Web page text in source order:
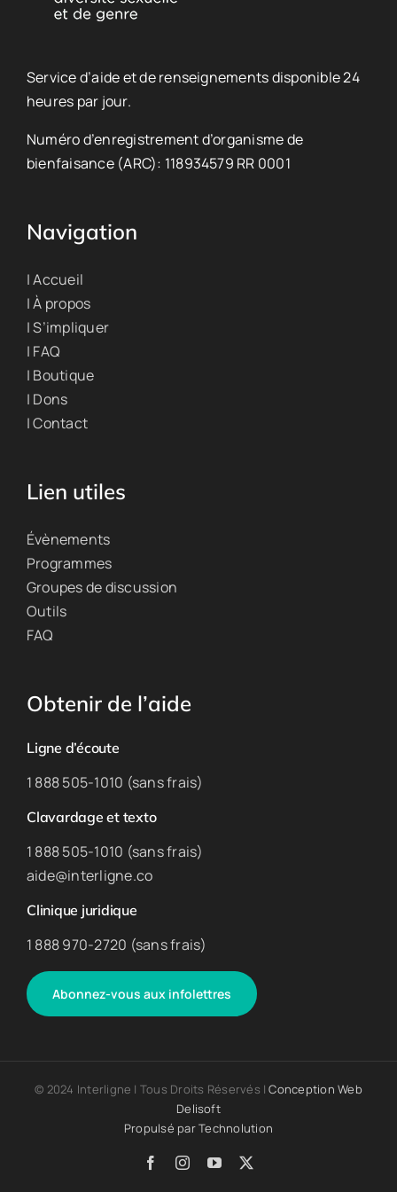
Service d’aide et de renseignements disponible 24
heures par jour.
Numéro d’enregistrement d’organisme de
bienfaisance (ARC): 118934579 RR 0001
Navigation
| Accueil
| À propos
| S’impliquer
| FAQ
| Boutique
| Dons
| Contact
Lien utiles
Évènements
Programmes
Groupes de discussion
Outils
FAQ
Obtenir de l’aide
Ligne d’écoute
1 888 505-1010 (sans frais)
Clavardage et texto
1 888 505-1010 (sans frais)
aide@interligne.co
Clinique juridique
1 888 970-2720 (sans frais)
Abonnez-vous aux infolettres
© 2024 Interligne | Tous Droits Réservés |Conception Web
Delisoft
Propulsé parTechnolution
FacebookInstagram
YouTube